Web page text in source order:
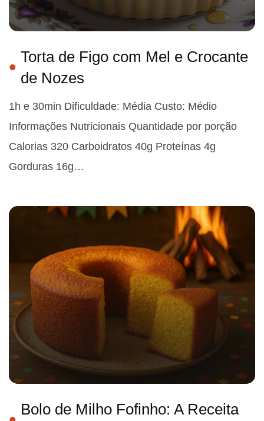
Torta de Figo com Mel e Crocante
de Nozes
1h e 30min Dificuldade: Média Custo: Médio
Informações Nutricionais Quantidade por porção
Calorias 320 Carboidratos 40g Proteínas 4g
Gorduras 16g…
Bolo de Milho Fofinho: A Receita